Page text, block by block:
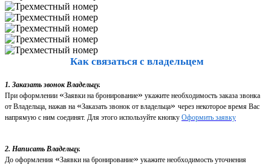
Как связаться с владельцем
1. Заказать звонок Владельцу.
При оформлении «Заявки на бронирование» укажите необходимость заказа звонка
от Владельца, нажав на «Заказать звонок от владельца» через некоторое время Вас
напрямую с ним соединят. Для этого используйте кнопку Оформить заявку
2. Написать Владельцу.
До оформления «Заявки на бронирование» укажите необходимость уточнения